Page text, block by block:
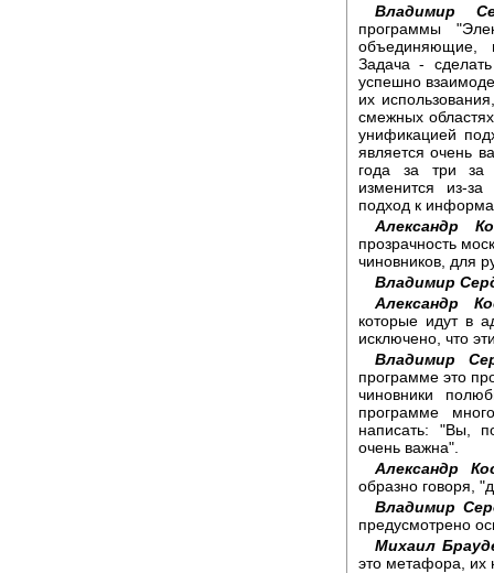
Владимир
программы
объединяющие,
Задача -
успешно
их
смежных
унификацией
является очень
года за три за
изменится из-
подход к
Александр
прозрачность
чиновников, для
Владимир
Александр
которые идут в
исключено, что
Владимир
программе это
чиновники
программе
написать: "Вы,
очень важна".
Александр
образно говоря,
Владимир
предусмотрено
Михаил
это метафора, их